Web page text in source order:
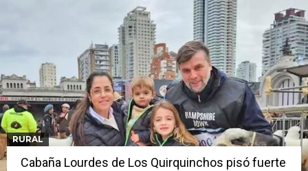
RURAL
Cabaña Lourdes de Los Quirquinchos pisó fuerte